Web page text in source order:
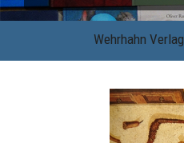
Wehrhahn Verlag